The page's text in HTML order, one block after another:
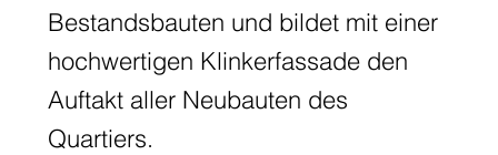
Bestandsbauten und bildet mit einer
hochwertigen Klinkerfassade den
Auftakt aller Neubauten des
Quartiers.